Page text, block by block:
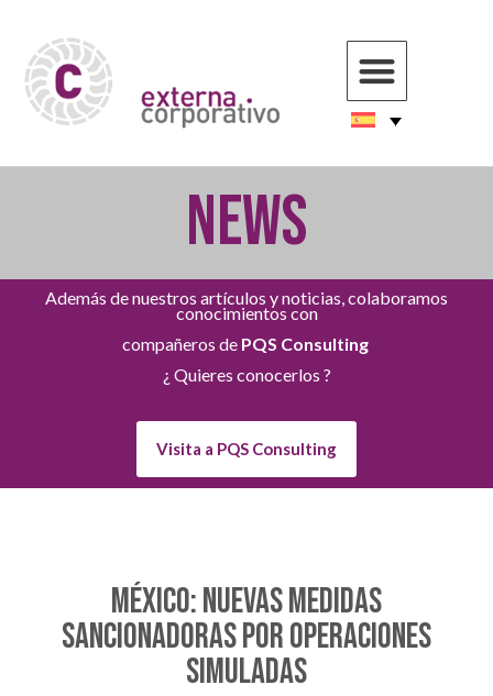
NEWS
Además de nuestros artículos y noticias, colaboramos
conocimientos con
compañeros de PQS Consulting
¿ Quieres conocerlos ?
Visita a PQS Consulting
MÉXICO: Nuevas medidas
sancionadoras por operaciones
simuladas